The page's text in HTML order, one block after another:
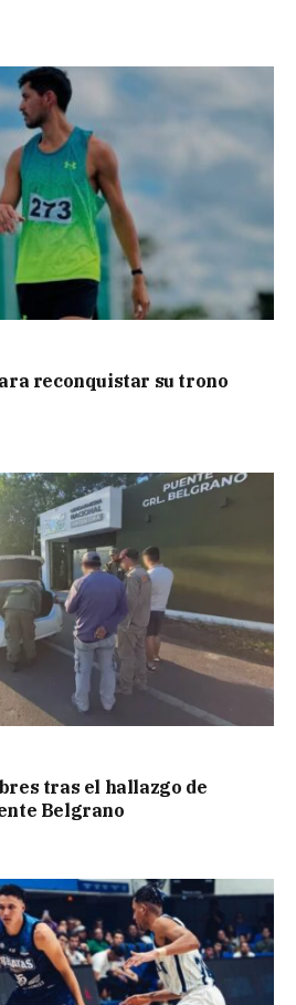
reconquistar su trono
tras el hallazgo de
Belgrano